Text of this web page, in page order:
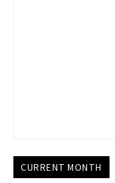
CURRENT MONTH